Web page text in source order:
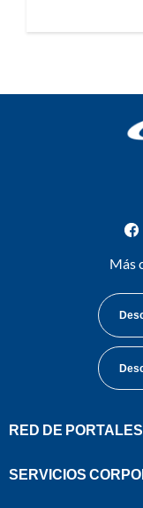
Más
RED DE PORTALES
SERVICIOS